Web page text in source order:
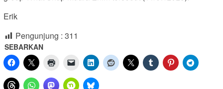
Erik
Pengunjung : 311
SEBARKAN